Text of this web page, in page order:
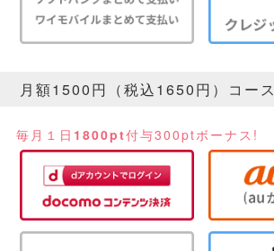
月額1500円（税込1650円）コース
毎月１日 1800pt付与300ptボーナス!